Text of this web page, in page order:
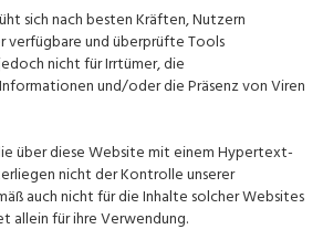
sich nach besten Kräften, Nutzern
und überprüfte Tools
nicht für Irrtümer, die
und/oder die Präsenz von Viren
über diese Website mit einem Hypertext-
nicht der Kontrolle unserer
auch nicht für die Inhalte solcher Websites
allein für ihre Verwendung.